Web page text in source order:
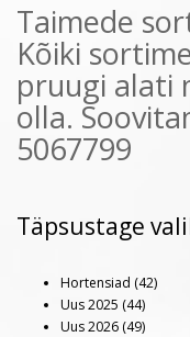
Taimede
Kõiki
pruugi alati
olla.
5067799
Täpsustage
Hortensiad (42)
Uus 2025 (44)
Uus 2026 (49)